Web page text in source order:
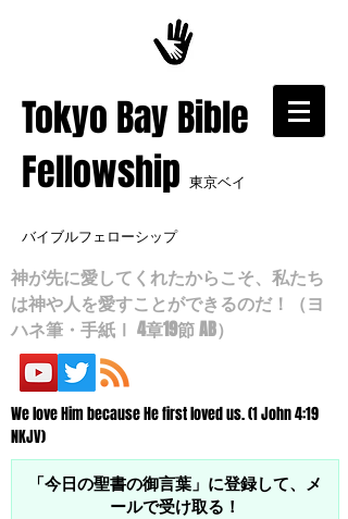
​Tokyo Bay Bible
Fellowship 東京ベイ
バイブルフェローシップ
神が先に愛してくれたからこそ、私たち
は神や人を愛すことができるのだ！（ヨ
ハネ筆・手紙Ⅰ 4章19節 AB）
We love Him because He first loved us. (1 John 4:19
NKJV)
「今日の聖書の御言葉」に登録して、メ
ールで受け取る！